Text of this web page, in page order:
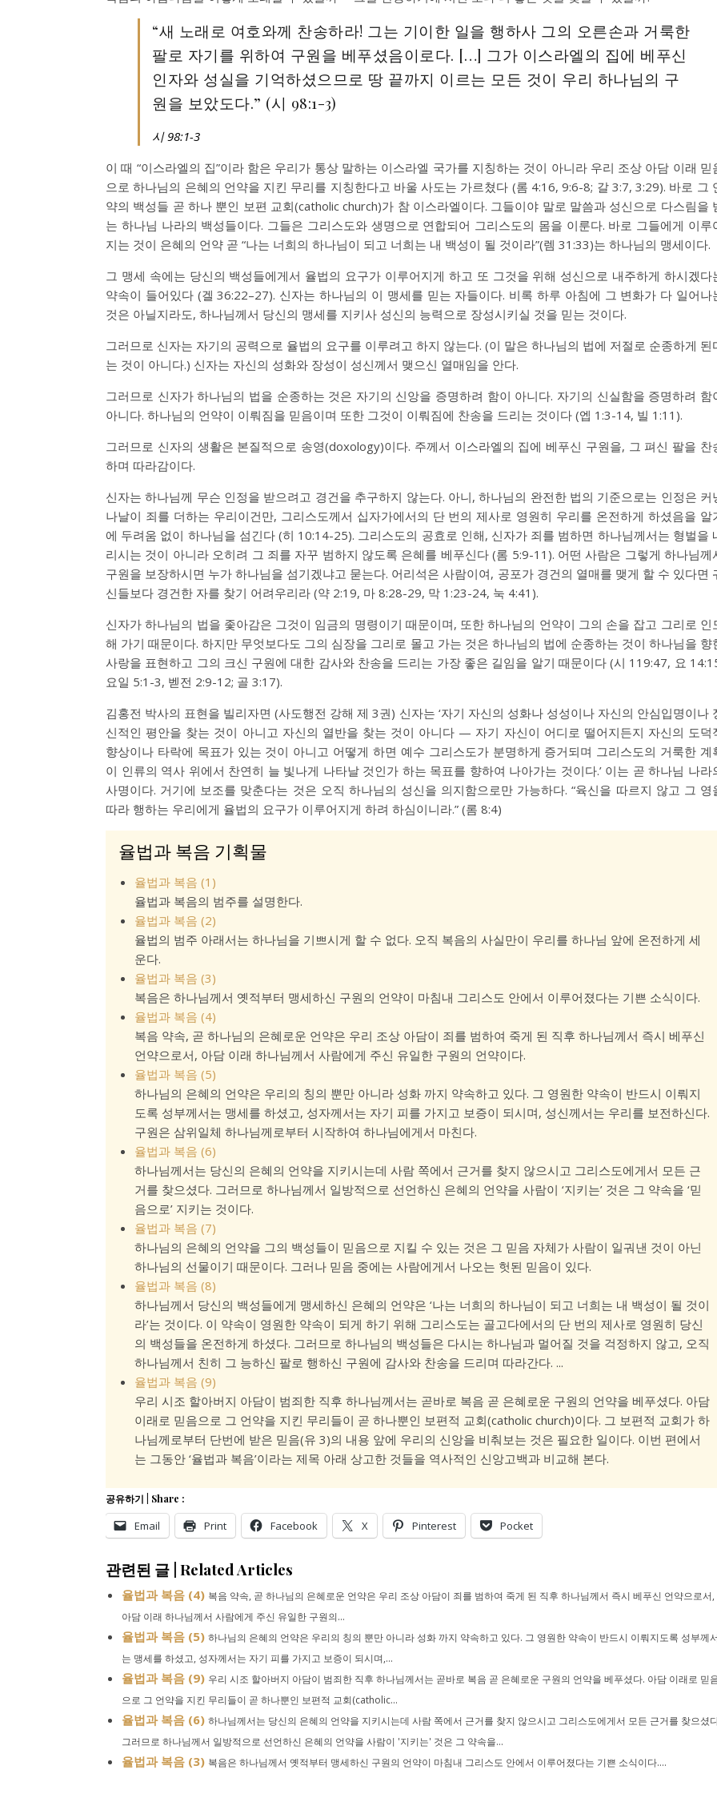
“새 노래로 여호와께 찬송하라! 그는 기이한 일을 행하사 그의 오른손과 거룩한
팔로 자기를 위하여 구원을 베푸셨음이로다. […] 그가 이스라엘의 집에 베푸신
인자와 성실을 기억하셨으므로 땅 끝까지 이르는 모든 것이 우리 하나님의 구
원을 보았도다.” (시 98:1-3)
시 98:1-3
이 때 “이스라엘의 집”이라 함은 우리가 통상 말하는 이스라엘 국가를 지칭하는 것이 아니라 우리 조상 아담 이래 믿
으로 하나님의 은혜의 언약을 지킨 무리를 지칭한다고 바울 사도는 가르쳤다 (롬 4:16,9:6-8; 갈 3:7,3:29). 바로 그
약의 백성들 곧 하나 뿐인 보편 교회(catholic church)가 참 이스라엘이다. 그들이야 말로 말씀과 성신으로 다스림을
는 하나님 나라의 백성들이다. 그들은 그리스도와 생명으로 연합되어 그리스도의 몸을 이룬다. 바로 그들에게 이루
지는 것이 은혜의 언약 곧 “나는 너희의 하나님이 되고 너희는 내 백성이 될 것이라”(렘 31:33)는 하나님의 맹세이다.
그 맹세 속에는 당신의 백성들에게서 율법의 요구가 이루어지게 하고 또 그것을 위해 성신으로 내주하게 하시겠다
약속이 들어있다 (겔 36:22–27). 신자는 하나님의 이 맹세를 믿는 자들이다. 비록 하루 아침에 그 변화가 다 일어나
것은 아닐지라도, 하나님께서 당신의 맹세를 지키사 성신의 능력으로 장성시키실 것을 믿는 것이다.
그러므로 신자는 자기의 공력으로 율법의 요구를 이루려고 하지 않는다. (이 말은 하나님의 법에 저절로 순종하게 된
는 것이 아니다.) 신자는 자신의 성화와 장성이 성신께서 맺으신 열매임을 안다.
그러므로 신자가 하나님의 법을 순종하는 것은 자기의 신앙을 증명하려 함이 아니다. 자기의 신실함을 증명하려 함
아니다. 하나님의 언약이 이뤄짐을 믿음이며 또한 그것이 이뤄짐에 찬송을 드리는 것이다 (엡 1:3-14, 빌 1:11 ).
그러므로 신자의 생활은 본질적으로 송영(doxology)이다. 주께서 이스라엘의 집에 베푸신 구원을, 그 펴신 팔을 찬
하며 따라감이다.
신자는 하나님께 무슨 인정을 받으려고 경건을 추구하지 않는다. 아니, 하나님의 완전한 법의 기준으로는 인정은 커
나날이 죄를 더하는 우리이건만, 그리스도께서 십자가에서의 단 번의 제사로 영원히 우리를 온전하게 하셨음을 알
에 두려움 없이 하나님을 섬긴다 (히 10:14-25). 그리스도의 공효로 인해, 신자가 죄를 범하면 하나님께서는 형벌을
리시는 것이 아니라 오히려 그 죄를 자꾸 범하지 않도록 은혜를 베푸신다 (롬 5:9-11 ). 어떤 사람은 그렇게 하나님께
구원을 보장하시면 누가 하나님을 섬기겠냐고 묻는다. 어리석은 사람이여, 공포가 경건의 열매를 맺게 할 수 있다면
신들보다 경건한 자를 찾기 어려우리라 (약 2:19, 마 8:28-29, 막 1:23-24, 눅 4:41 ).
신자가 하나님의 법을 좇아감은 그것이 임금의 명령이기 때문이며, 또한 하나님의 언약이 그의 손을 잡고 그리로 인
해 가기 때문이다. 하지만 무엇보다도 그의 심장을 그리로 몰고 가는 것은 하나님의 법에 순종하는 것이 하나님을 향
사랑을 표현하고 그의 크신 구원에 대한 감사와 찬송을 드리는 가장 좋은 길임을 알기 때문이다 (시 119:47, 요
요일 5:1-3, 벧전 2:9-12; 골 3:17).
김홍전 박사의 표현을 빌리자면 (사도행전 강해 제 3권) 신자는 ‘자기 자신의 성화나 성성이나 자신의 안심입명이나
신적인 평안을 찾는 것이 아니고 자신의 열반을 찾는 것이 아니다 — 자기 자신이 어디로 떨어지든지 자신의 도덕
향상이나 타락에 목표가 있는 것이 아니고 어떻게 하면 예수 그리스도가 분명하게 증거되며 그리스도의 거룩한 계
이 인류의 역사 위에서 찬연히 늘 빛나게 나타날 것인가 하는 목표를 향하여 나아가는 것이다.’ 이는 곧 하나님 나라
사명이다. 거기에 보조를 맞춘다는 것은 오직 하나님의 성신을 의지함으로만 가능하다. “육신을 따르지 않고 그 영
따라 행하는 우리에게 율법의 요구가 이루어지게 하려 하심이니라.” (롬 8:4)
율법과 복음 기획물
율법과 복음 (1)
율법과 복음의 범주를 설명한다.
율법과 복음 (2)
율법의 범주 아래서는 하나님을 기쁘시게 할 수 없다. 오직 복음의 사실만이 우리를 하나님 앞에 온전하게 세
운다.
율법과 복음 (3)
복음은 하나님께서 옛적부터 맹세하신 구원의 언약이 마침내 그리스도 안에서 이루어졌다는 기쁜 소식이다.
율법과 복음 (4)
복음 약속, 곧 하나님의 은혜로운 언약은 우리 조상 아담이 죄를 범하여 죽게 된 직후 하나님께서 즉시 베푸신
언약으로서, 아담 이래 하나님께서 사람에게 주신 유일한 구원의 언약이다.
율법과 복음 (5)
하나님의 은혜의 언약은 우리의 칭의 뿐만 아니라 성화 까지 약속하고 있다. 그 영원한 약속이 반드시 이뤄지
도록 성부께서는 맹세를 하셨고, 성자께서는 자기 피를 가지고 보증이 되시며, 성신께서는 우리를 보전하신다.
구원은 삼위일체 하나님께로부터 시작하여 하나님에게서 마친다.
율법과 복음 (6)
하나님께서는 당신의 은혜의 언약을 지키시는데 사람 쪽에서 근거를 찾지 않으시고 그리스도에게서 모든 근
거를 찾으셨다. 그러므로 하나님께서 일방적으로 선언하신 은혜의 언약을 사람이 ‘지키는’ 것은 그 약속을 ‘믿
음으로’ 지키는 것이다.
율법과 복음 (7)
하나님의 은혜의 언약을 그의 백성들이 믿음으로 지킬 수 있는 것은 그 믿음 자체가 사람이 일궈낸 것이 아닌
하나님의 선물이기 때문이다. 그러나 믿음 중에는 사람에게서 나오는 헛된 믿음이 있다.
율법과 복음 (8)
하나님께서 당신의 백성들에게 맹세하신 은혜의 언약은 ‘나는 너희의 하나님이 되고 너희는 내 백성이 될 것이
라’는 것이다. 이 약속이 영원한 약속이 되게 하기 위해 그리스도는 골고다에서의 단 번의 제사로 영원히 당신
의 백성들을 온전하게 하셨다. 그러므로 하나님의 백성들은 다시는 하나님과 멀어질 것을 걱정하지 않고, 오직
하나님께서 친히 그 능하신 팔로 행하신 구원에 감사와 찬송을 드리며 따라간다. ...
율법과 복음 (9)
우리 시조 할아버지 아담이 범죄한 직후 하나님께서는 곧바로 복음 곧 은혜로운 구원의 언약을 베푸셨다. 아담
이래로 믿음으로 그 언약을 지킨 무리들이 곧 하나뿐인 보편적 교회(catholic church)이다. 그 보편적 교회가 하
나님께로부터 단번에 받은 믿음(유 3)의 내용 앞에 우리의 신앙을 비춰보는 것은 필요한 일이다. 이번 편에서
는 그동안 ‘율법과 복음’이라는 제목 아래 상고한 것들을 역사적인 신앙고백과 비교해 본다.
공유하기 | Share :
Email Print Facebook X Pinterest Pocket
관련된 글 | Related Articles
율법과 복음 (4) 복음 약속, 곧 하나님의 은혜로운 언약은 우리 조상 아담이 죄를 범하여 죽게 된 직후 하나님께서 즉시 베푸신 언약으로서,
아담 이래 하나님께서 사람에게 주신 유일한 구원의...
율법과 복음 (5) 하나님의 은혜의 언약은 우리의 칭의 뿐만 아니라 성화 까지 약속하고 있다. 그 영원한 약속이 반드시 이뤄지도록 성부께서
는 맹세를 하셨고, 성자께서는 자기 피를 가지고 보증이 되시며,...
율법과 복음 (9) 우리 시조 할아버지 아담이 범죄한 직후 하나님께서는 곧바로 복음 곧 은혜로운 구원의 언약을 베푸셨다. 아담 이래로 믿
으로 그 언약을 지킨 무리들이 곧 하나뿐인 보편적 교회(catholic...
율법과 복음 (6) 하나님께서는 당신의 은혜의 언약을 지키시는데 사람 쪽에서 근거를 찾지 않으시고 그리스도에게서 모든 근거를 찾으셨
그러므로 하나님께서 일방적으로 선언하신 은혜의 언약을 사람이 '지키는' 것은 그 약속을...
율법과 복음 (3) 복음은 하나님께서 옛적부터 맹세하신 구원의 언약이 마침내 그리스도 안에서 이루어졌다는 기쁜 소식이다....